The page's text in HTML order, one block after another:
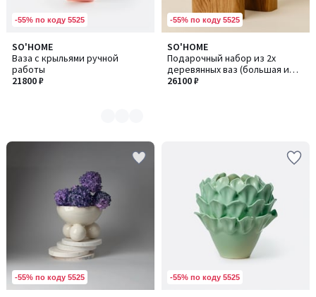
-55% по коду 5525
SO'HOME
Ваза с крыльями ручной
работы
21800 ₽
Количество
цветов:
2
-55% по коду 5525
SO'HOME
Подарочный набор из 2х
деревянных ваз (большая и
малая)
26100 ₽
-55% по коду 5525 -55% по коду 5525